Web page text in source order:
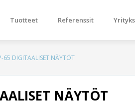
Tuotteet Referenssit
65 DIGITAALISET NÄYTÖT
NÄYTÖT